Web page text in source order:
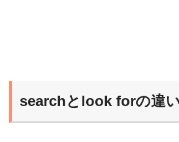
searchとlook forの違